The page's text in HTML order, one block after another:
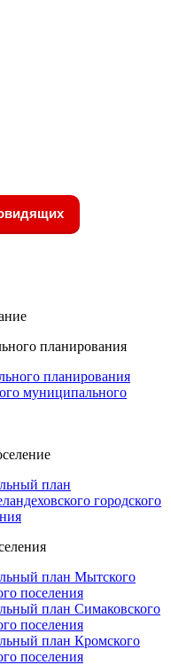
планирования
планирования
муниципального
план
городского
план Мытского
поселения
план Симаковского
поселения
план Кромского
поселения